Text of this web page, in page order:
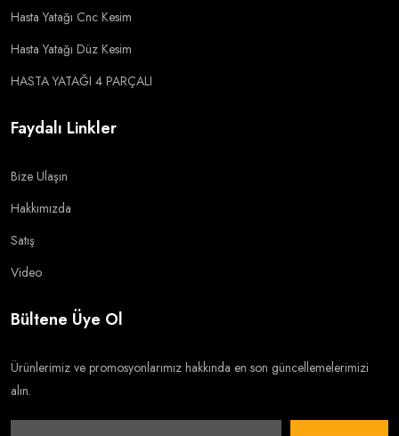
Hasta Yatağı Cnc Kesim
Hasta Yatağı Düz Kesim
HASTA YATAĞI 4 PARÇALI
Faydalı Linkler
Bize Ulaşın
Hakkımızda
Satış
Video
Bültene Üye Ol
Ürünlerimiz ve promosyonlarımız hakkında en son güncellemelerimizi
alın.